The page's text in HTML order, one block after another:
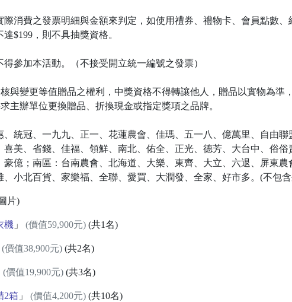
消費之發票明細與金額來判定，如使用禮券、禮物卡、會員點數
$199，則不具抽獎資格。
參加本活動。（不接受開立統一編號之發票）
與變更等值贈品之權利，中獎資格不得轉讓他人，贈品以實物為準
主辦單位更換贈品、折換現金或指定獎項之品牌。
統冠、一九九、正一、花蓮農會、佳瑪、五一八、億萬里、自由聯
喜美、省錢、佳福、領鮮、南北、佑全、正光、德芳、大台中、俗俗
億；南區：台南農會、北海道、大樂、東齊、大立、六退、屏東農
小北百貨、家樂福、全聯、愛買、大潤發、全家、好市多。(不包
片)
機」 (價值59,900元)(共1名)
(價值38,900元)(共2名)
(價值19,900元)(共3名)
2箱 」 (價值4,200元)(共10名)